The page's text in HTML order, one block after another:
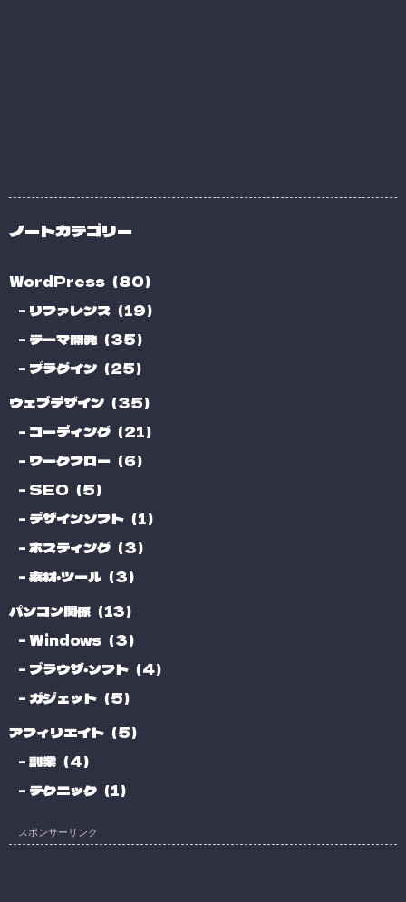
ノートカテゴリー
WordPress（80）
リファレンス（19）
テーマ開発（35）
プラグイン（25）
ウェブデザイン（35）
コーディング（21）
ワークフロー（6）
SEO（5）
デザインソフト（1）
ホスティング（3）
素材・ツール（3）
パソコン関係（13）
Windows（3）
ブラウザ・ソフト（4）
ガジェット（5）
アフィリエイト（5）
副業（4）
テクニック（1）